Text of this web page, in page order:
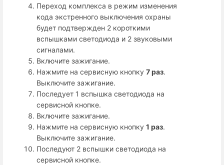
Переход комплекса в режим изменения
кода экстренного выключения охраны
будет подтвержден 2 короткими
вспышками светодиода и 2 звуковыми
сигналами.
Включите зажигание.
Нажмите на сервисную кнопку7 раз.
Выключите зажигание.
Последует 1 вспышка светодиода на
сервисной кнопке.
Включите зажигание.
Нажмите на сервисную кнопку1 раз.
Выключите зажигание.
Последуют 2 вспышки светодиода на
сервисной кнопке.